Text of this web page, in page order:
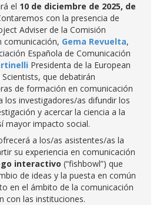
el 10 de diciembre de 2025, de
con la presencia de
Adviser de la Comisión
comunicación, Gema Revuelta,
Española de Comunicación
Presidenta de la European
que debatirán
de formación en comunicación
los investigadores/as difundir los
y acercar la ciencia a la
mayor impacto social.
a los/as asistentes/as la
su experiencia en comunicación
interactivo (“fishbowl”) que
de ideas y la puesta en común
en el ámbito de la comunicación
con las instituciones.